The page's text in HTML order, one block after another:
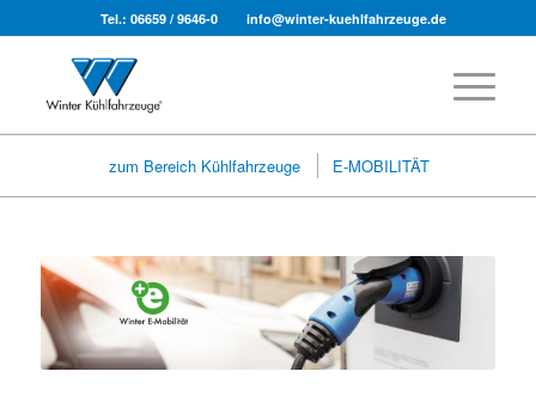
Tel.: 06659 / 9646-0 info@winter-kuehlfahrzeuge.de
zum Bereich Kühlfahrzeuge E-MOBILITÄT